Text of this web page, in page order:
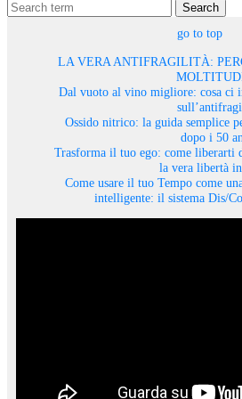
Search
go to top
LA VERA ANTIFRAGILITÀ:
Dal vuoto al vino migliore: cosa ci
Ossido nitrico: la guida semplice
dopo i 50
Trasforma il tuo ego: come liberarti
la vera libertà
Come usare il tuo Tempo come
intelligente: il sistema Dis/